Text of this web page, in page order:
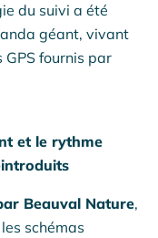
du suivi a été
géant, vivant
GPS fournis par
et le rythme
Beauval Nature,
schémas